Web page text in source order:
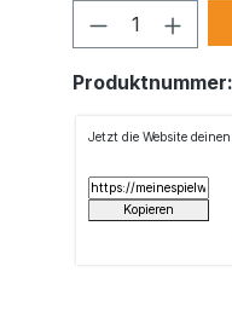
Produkt
Produktnummer: